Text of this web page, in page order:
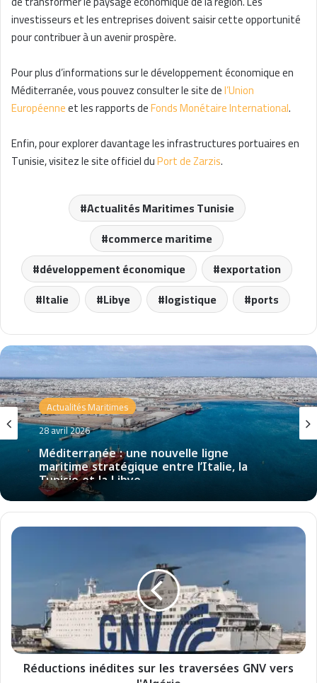
investisseurs et les entreprises doivent saisir cette opportunité
pour contribuer à un avenir prospère.
Pour plus d’informations sur le développement économique en
Méditerranée, vous pouvez consulter le site del’Union
Européenneet les rapports deFonds Monétaire International.
Enfin, pour explorer davantage les infrastructures portuaires en
Tunisie, visitez le site officiel duPort de Zarzis.
Actualités Maritimes Tunisie
commerce maritime
développement économique
exportation
Italie
Libye logistique ports
Actualités Maritimes
28 avril 2026
Méditerranée : une nouvelle ligne
maritime stratégique entre l’Italie, la
Tunisie et la Libye
R
i
o
n
Réductions inédites sur les traversées GNV vers